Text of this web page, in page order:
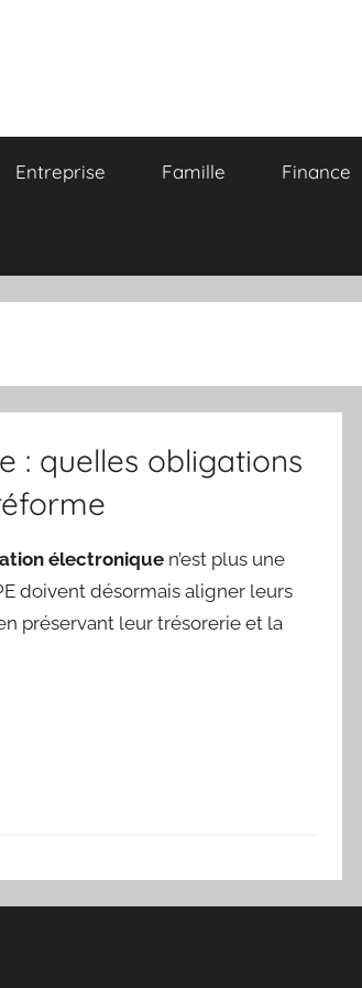
Entreprise Famille Finance
: quelles obligations
électronique n’est plus une
doivent désormais aligner leurs
préservant leur trésorerie et la